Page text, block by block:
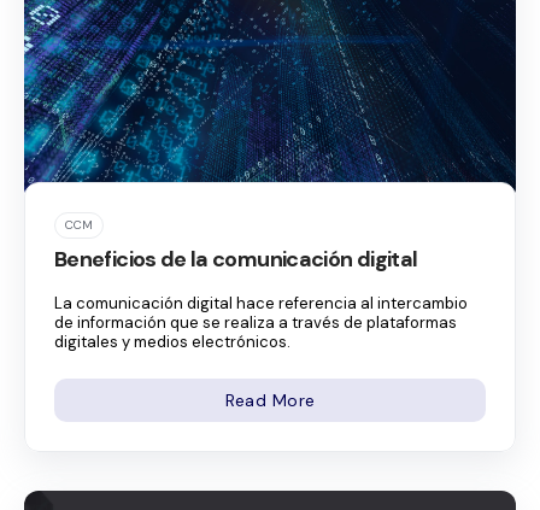
CCM
Beneficios de la comunicación digital
La comunicación digital hace referencia al intercambio
de información que se realiza a través de plataformas
digitales y medios electrónicos.
Read More